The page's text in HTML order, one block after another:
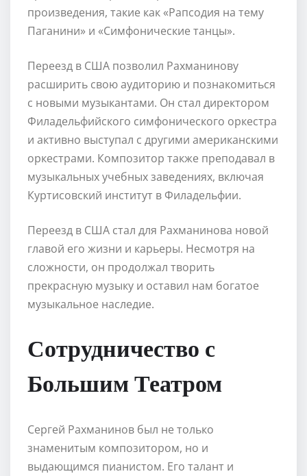
произведения, такие как «Рапсодия на тему
Паганини» и «Симфонические танцы».
Переезд в США позволил Рахманинову
расширить свою аудиторию и познакомиться
с новыми музыкантами. Он стал директором
Филадельфийского симфонического оркестра
и активно выступал с другими американскими
оркестрами. Композитор также преподавал в
музыкальных учебных заведениях, включая
Куртисовский институт в Филадельфии.
Переезд в США стал для Рахманинова новой
главой его жизни и карьеры. Несмотря на
сложности, он продолжал творить
прекрасную музыку и оставил нам богатое
музыкальное наследие.
Сотрудничество с
Большим Театром
Сергей Рахманинов был не только
знаменитым композитором, но и
выдающимся пианистом. Его талант и